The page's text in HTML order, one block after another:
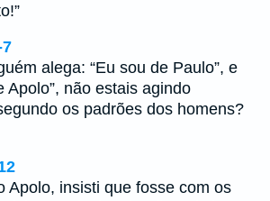
alega: “Eu sou de Paulo”, e
Apolo”, não estais agindo
os padrões dos homens?
Apolo, insisti que fosse com os